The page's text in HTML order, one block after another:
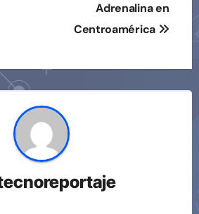
Adrenalina en
Centroamérica